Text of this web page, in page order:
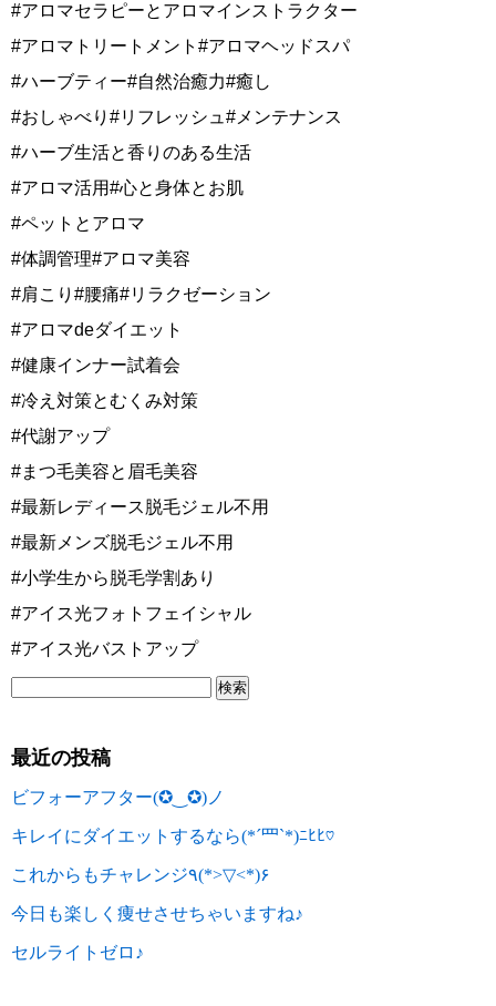
#アロマセラピーとアロマインストラクター
#アロマトリートメント#アロマヘッドスパ
#ハーブティー#自然治癒力#癒し
#おしゃべり#リフレッシュ#メンテナンス
#ハーブ生活と香りのある生活
#アロマ活用#心と身体とお肌
#ペットとアロマ
#体調管理#アロマ美容
#肩こり#腰痛#リラクゼーション
#アロマdeダイエット
#健康インナー試着会
#冷え対策とむくみ対策
#代謝アップ
#まつ毛美容と眉毛美容
#最新レディース脱毛ジェル不用
#最新メンズ脱毛ジェル不用
#小学生から脱毛学割あり
#アイス光フォトフェイシャル
#アイス光バストアップ
最近の投稿
ビフォーアフター(✪‿✪)ノ
キレイにダイエットするなら(*´罒`*)ﾆﾋﾋ♡
これからもチャレンジ٩(*>▽<*)۶
今日も楽しく痩せさせちゃいますね♪
セルライトゼロ♪